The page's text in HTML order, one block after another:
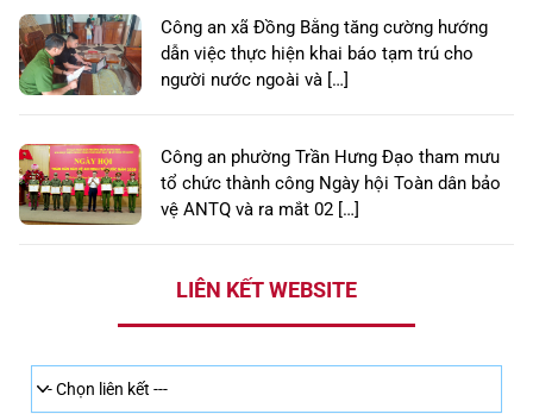
Công an xã Đồng Bằng tăng cường hướng
dẫn việc thực hiện khai báo tạm trú cho
người nước ngoài và […]
Công an phường Trần Hưng Đạo tham mưu
tổ chức thành công Ngày hội Toàn dân bảo
vệ ANTQ và ra mắt 02 […]
LIÊN KẾT WEBSITE